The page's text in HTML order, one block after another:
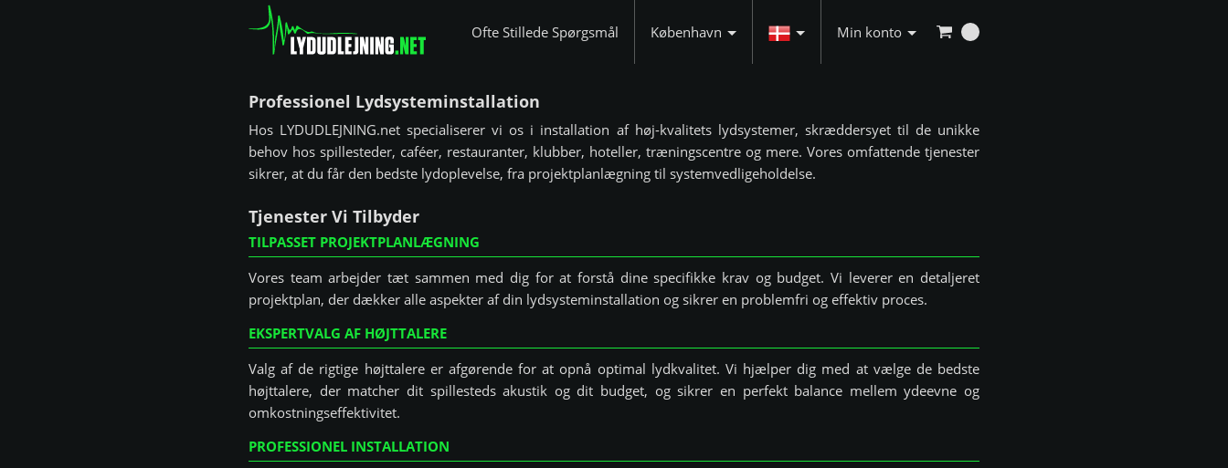
Ofte Stillede Spørgsmål København Min konto
Professionel Lydsysteminstallation
Hos LYDUDLEJNING.net specialiserer vi os i installation af høj-kvalitets lydsystemer, skræddersyet til de unikke
behov hos spillesteder, caféer, restauranter, klubber, hoteller, træningscentre og mere. Vores omfattende tjenester
sikrer, at du får den bedste lydoplevelse, fra projektplanlægning til systemvedligeholdelse.
Tjenester Vi Tilbyder
TILPASSET PROJEKTPLANLÆGNING
Vores team arbejder tæt sammen med dig for at forstå dine specifikke krav og budget. Vi leverer en detaljeret
projektplan, der dækker alle aspekter af din lydsysteminstallation og sikrer en problemfri og effektiv proces.
EKSPERTVALG AF HØJTTALERE
Valg af de rigtige højttalere er afgørende for at opnå optimal lydkvalitet. Vi hjælper dig med at vælge de bedste
højttalere, der matcher dit spillesteds akustik og dit budget, og sikrer en perfekt balance mellem ydeevne og
omkostningseffektivitet.
PROFESSIONEL INSTALLATION